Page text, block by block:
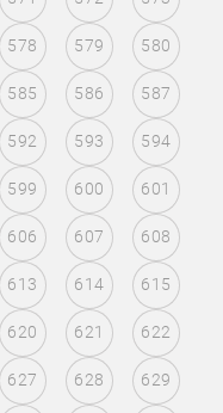
578 579 580
585 586 587
592 593 594
599 600 601
606 607 608
613 614 615
620 621 622
627 628 629